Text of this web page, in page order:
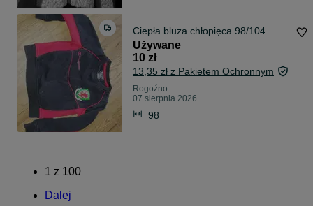
Ciepła bluza chłopięca 98/104
Używane
10 zł
13,35 zł z Pakietem Ochronnym
Rogoźno
07 sierpnia 2026
98
1 z 100
Dalej